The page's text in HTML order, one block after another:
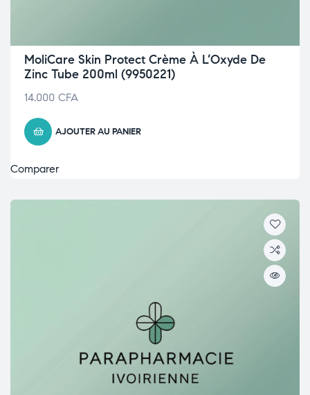
MoliCare Skin Protect Crème À L’Oxyde De
Zinc Tube 200ml (9950221)
14.000 CFA
AJOUTER AU PANIER
Comparer